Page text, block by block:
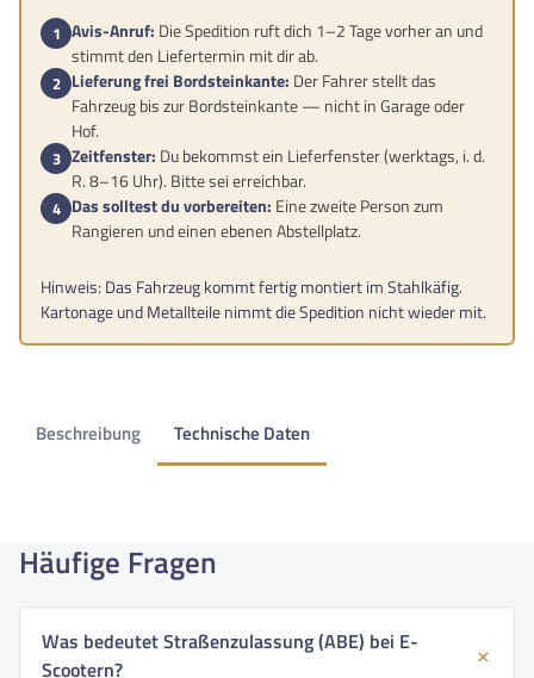
Avis-Anruf: Die Spedition ruft dich 1–2 Tage vorher an und
stimmt den Liefertermin mit dir ab.
Lieferung frei Bordsteinkante: Der Fahrer stellt das
Fahrzeug bis zur Bordsteinkante — nicht in Garage oder
Hof.
Zeitfenster: Du bekommst ein Lieferfenster (werktags, i. d.
R. 8–16 Uhr). Bitte sei erreichbar.
Das solltest du vorbereiten: Eine zweite Person zum
Rangieren und einen ebenen Abstellplatz.
Hinweis: Das Fahrzeug kommt fertig montiert im Stahlkäfig.
Kartonage und Metallteile nimmt die Spedition nicht wieder mit.
Beschreibung Technische Daten
Häufige Fragen
Was bedeutet Straßenzulassung (ABE) bei E-
Scootern?